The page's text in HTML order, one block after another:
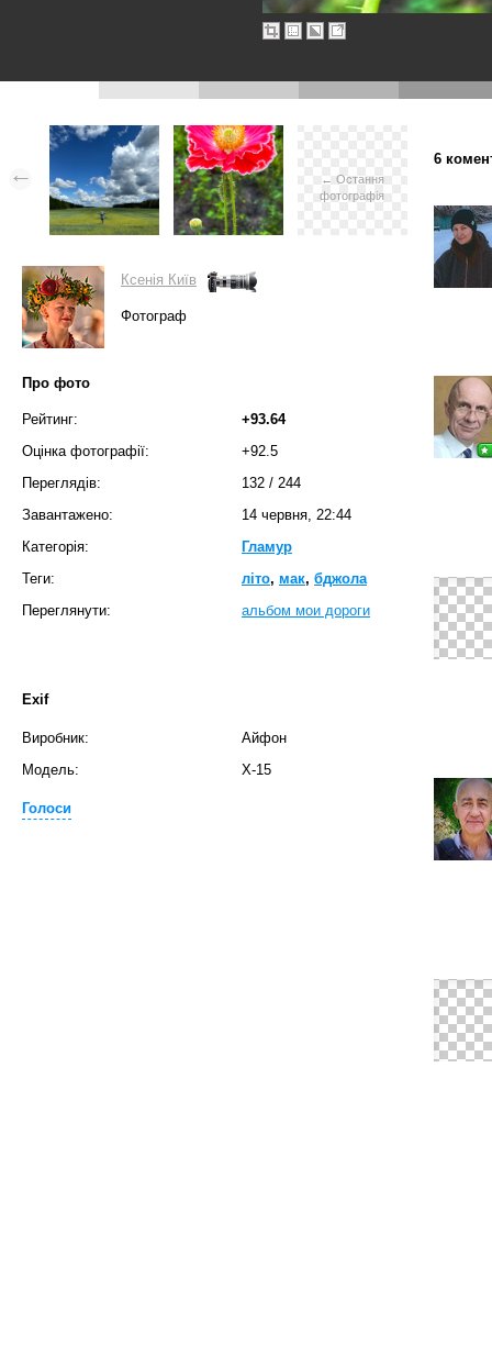
← Остання
фотографія
Ксенія Київ
Фотограф
Про фото
Рейтинг:
+93.64
Оцінка фотографії:
+92.5
Переглядів:
132 / 244
Завантажено:
14 червня, 22:44
Категорія:
Гламур
Теги:
літо, мак, бджола
Переглянути:
альбом мои дороги
Exif
Виробник:
Айфон
Модель:
Х-15
Голоси
6